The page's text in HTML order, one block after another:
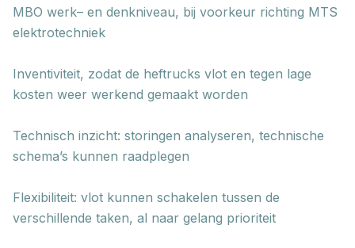
MBO werk– en denkniveau, bij voorkeur richting MTS
elektrotechniek
Inventiviteit, zodat de heftrucks vlot en tegen lage
kosten weer werkend gemaakt worden
Technisch inzicht: storingen analyseren, technische
schema’s kunnen raadplegen
Flexibiliteit: vlot kunnen schakelen tussen de
verschillende taken, al naar gelang prioriteit